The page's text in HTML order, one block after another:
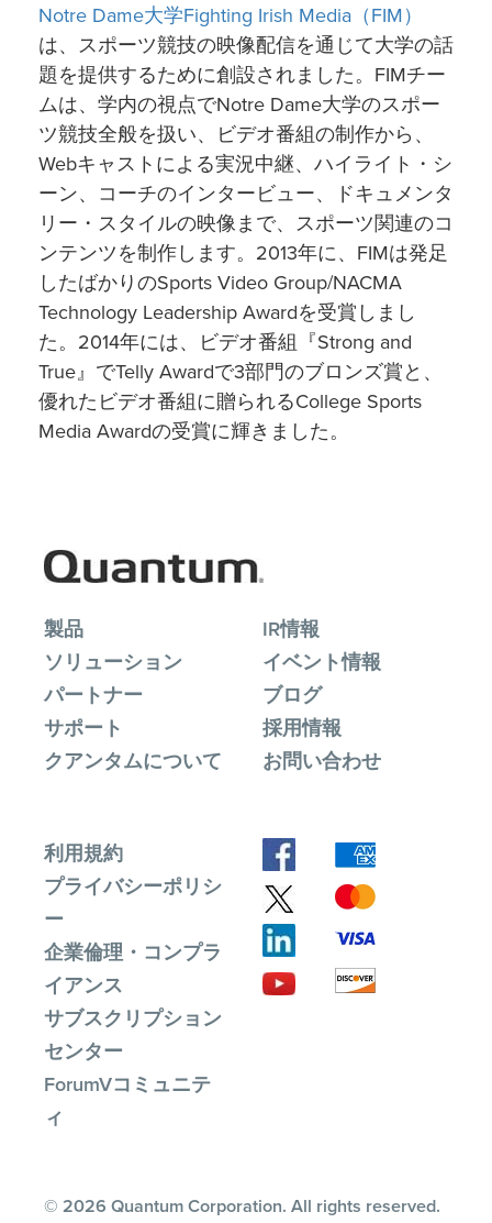
Notre Dame大学Fighting Irish Media（FIM）
は、スポーツ競技の映像配信を通じて大学の話
題を提供するために創設されました。FIMチー
ムは、学内の視点でNotre Dame大学のスポー
ツ競技全般を扱い、ビデオ番組の制作から、
Webキャストによる実況中継、ハイライト・シ
ーン、コーチのインタービュー、ドキュメンタ
リー・スタイルの映像まで、スポーツ関連のコ
ンテンツを制作します。2013年に、FIMは発足
したばかりのSports Video Group/NACMA
Technology Leadership Awardを受賞しまし
た。2014年には、ビデオ番組『Strong and
True』でTelly Awardで3部門のブロンズ賞と、
優れたビデオ番組に贈られるCollege Sports
Media Awardの受賞に輝きました。
製品
ソリューション
パートナー
サポート
クアンタムについて
IR情報
イベント情報
ブログ
採用情報
お問い合わせ
利用規約
プライバシーポリシ
ー
企業倫理・コンプラ
イアンス
サブスクリプション
センター
ForumVコミュニテ
ィ
© 2026 Quantum Corporation. All rights reserved.